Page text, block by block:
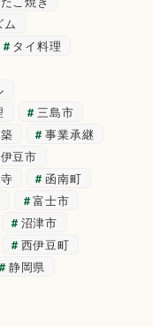
ム
タイ料理
三島市
事業承継
伊豆市
函南町
富士市
沼津市
西伊豆町
静岡県